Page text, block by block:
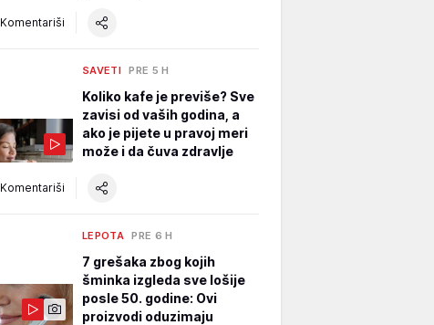
Komentariši
SAVETI PRE 5 H
Koliko kafe je previše? Sve
zavisi od vaših godina, a
ako je pijete u pravoj meri
može i da čuva zdravlje
Komentariši
LEPOTA PRE 6 H
7 grešaka zbog kojih
šminka izgleda sve lošije
posle 50. godine: Ovi
proizvodi oduzimaju